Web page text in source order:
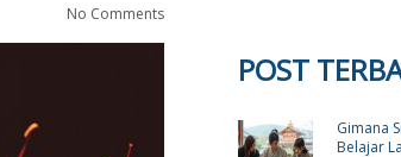
No Comments
POST
Gimana
Belajar